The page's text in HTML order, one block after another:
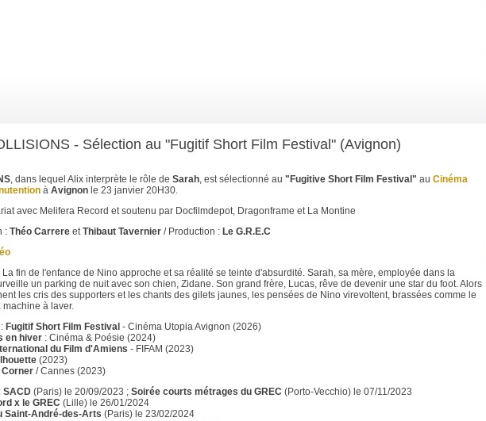
- Sélection au "Fugitif Short Film Festival" (Avignon)
, dans lequel Alix interprète le rôle de Sarah, est sélectionné au "Fugitive Short Film Festival" au Cinéma
à Avignon le 23 janvier 20H30.
avec Melifera Record et soutenu par Docfilmdepot, Dragonframe et La Montine
: Théo Carrere etThibaut Tavernier / Production : Le G.R.E.C
La fin de l'enfance de Nino approche et sa réalité se teinte d'absurdité. Sarah, sa mère, employée dans la
un parking de nuit avec son chien, Zidane. Son grand frère, Lucas, rêve de devenir une star du foot. Alors
les cris des supporters et les chants des gilets jaunes, les pensées de Nino virevoltent, brassées comme le
machine à laver.
Fugitif Short Film Festival - Cinéma Utopia Avignon (2026)
en hiver : Cinéma & Poésie (2024)
du Film d'Amiens - FIFAM (2023)
(2023)
Corner / Cannes (2023)
SACD (Paris) le 20/09/2023 ; Soirée courts métrages du GREC (Porto-Vecchio) le 07/11/2023
x le GREC (Lille) le 26/01/2024
Saint-André-des-Arts (Paris) le 23/02/2024